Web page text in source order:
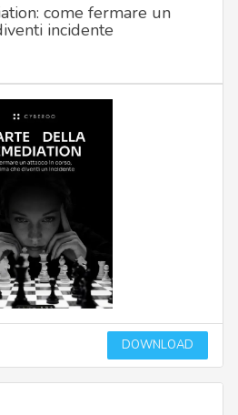
come fermare un
incidente
DOWNLOAD